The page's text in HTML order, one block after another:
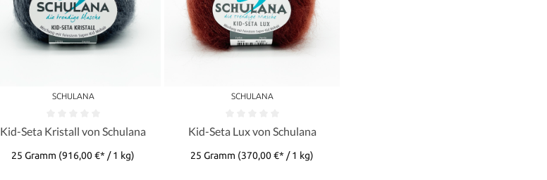
SCHULANA
Kid-Seta Kristall von Schulana
25 Gramm (916,00 €* / 1 kg)
SCHULANA
Kid-Seta Lux von Schulana
25 Gramm (370,00 €* / 1 kg)